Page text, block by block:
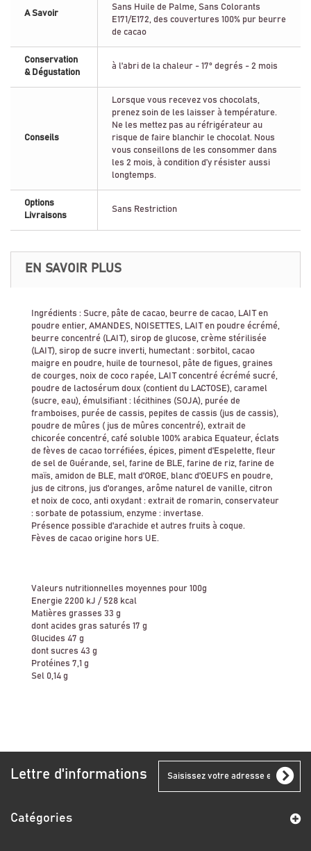
A Savoir
Sans Huile de Palme, Sans Colorants
E171/E172, des couvertures 100% pur beurre
de cacao
Conservation
& Dégustation
à l'abri de la chaleur - 17° degrés - 2 mois
Conseils
Lorsque vous recevez vos chocolats,
prenez soin de les laisser à température.
Ne les mettez pas au réfrigérateur au
risque de faire blanchir le chocolat. Nous
vous conseillons de les consommer dans
les 2 mois, à condition d’y résister aussi
longtemps.
Options
Livraisons
Sans Restriction
EN SAVOIR PLUS
Ingrédients : Sucre, pâte de cacao, beurre de cacao, LAIT en
poudre entier, AMANDES, NOISETTES, LAIT en poudre écrémé,
beurre concentré (LAIT), sirop de glucose, crème stérilisée
(LAIT), sirop de sucre inverti, humectant : sorbitol, cacao
maigre en poudre, huile de tournesol, pâte de figues, graines
de courges, noix de coco rapée, LAIT concentré écrémé sucré,
poudre de lactosérum doux (contient du LACTOSE), caramel
(sucre, eau), émulsifiant : lécithines (SOJA), purée de
framboises, purée de cassis, pepites de cassis (jus de cassis),
poudre de mûres ( jus de mûres concentré), extrait de
chicorée concentré, café soluble 100% arabica Equateur, éclats
de fèves de cacao torréfiées, épices, piment d'Espelette, fleur
de sel de Guérande, sel, farine de BLE, farine de riz, farine de
maïs, amidon de BLE, malt d'ORGE, blanc d'OEUFS en poudre,
jus de citrons, jus d'oranges, arôme naturel de vanille, citron
et noix de coco, anti oxydant : extrait de romarin, conservateur
: sorbate de potassium, enzyme : invertase.
Présence possible d'arachide et autres fruits à coque.
Fèves de cacao origine hors UE.
Valeurs nutritionnelles moyennes pour 100g
Energie 2200 kJ / 528 kcal
Matières grasses 33 g
dont acides gras saturés 17 g
Glucides 47 g
dont sucres 43 g
Protéines 7,1 g
Sel 0,14 g
Lettre d'informations
Catégories